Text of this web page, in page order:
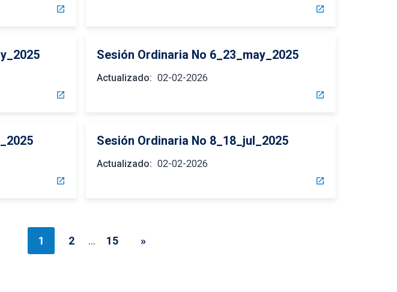
open_in_new open_in_new
open_in_new
Sesión Ordinaria No 6_23_may_2025
Actualizado: 02-02-2026
open_in_new
open_in_new
Sesión Ordinaria No 8_18_jul_2025
Actualizado: 02-02-2026
open_in_new
1 2 … 15 »